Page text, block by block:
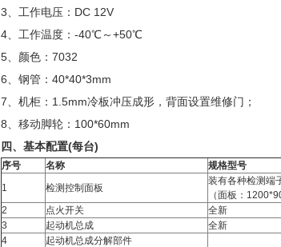
3、工作电压：DC 12V
4、工作温度：-40℃～+50℃
5、颜色：7032
6、钢管：40*40*3mm
7、机柜：1.5mm冷板冲压成形，背面设置维修门；
8、移动脚轮：100*60mm
四、基本配置(每台)
序号 名称 规格型号
1
检测控制面板
装有各种检测端
（面板：
2
点火开关 全新
3
起动机总成 全新
4
起动机总成分解部件